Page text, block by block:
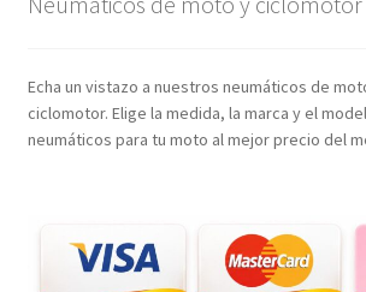
Echa un vistazo a nuestros neumáticos de
ciclomotor. Elige la medida, la marca y el
neumáticos para tu moto al mejor precio del